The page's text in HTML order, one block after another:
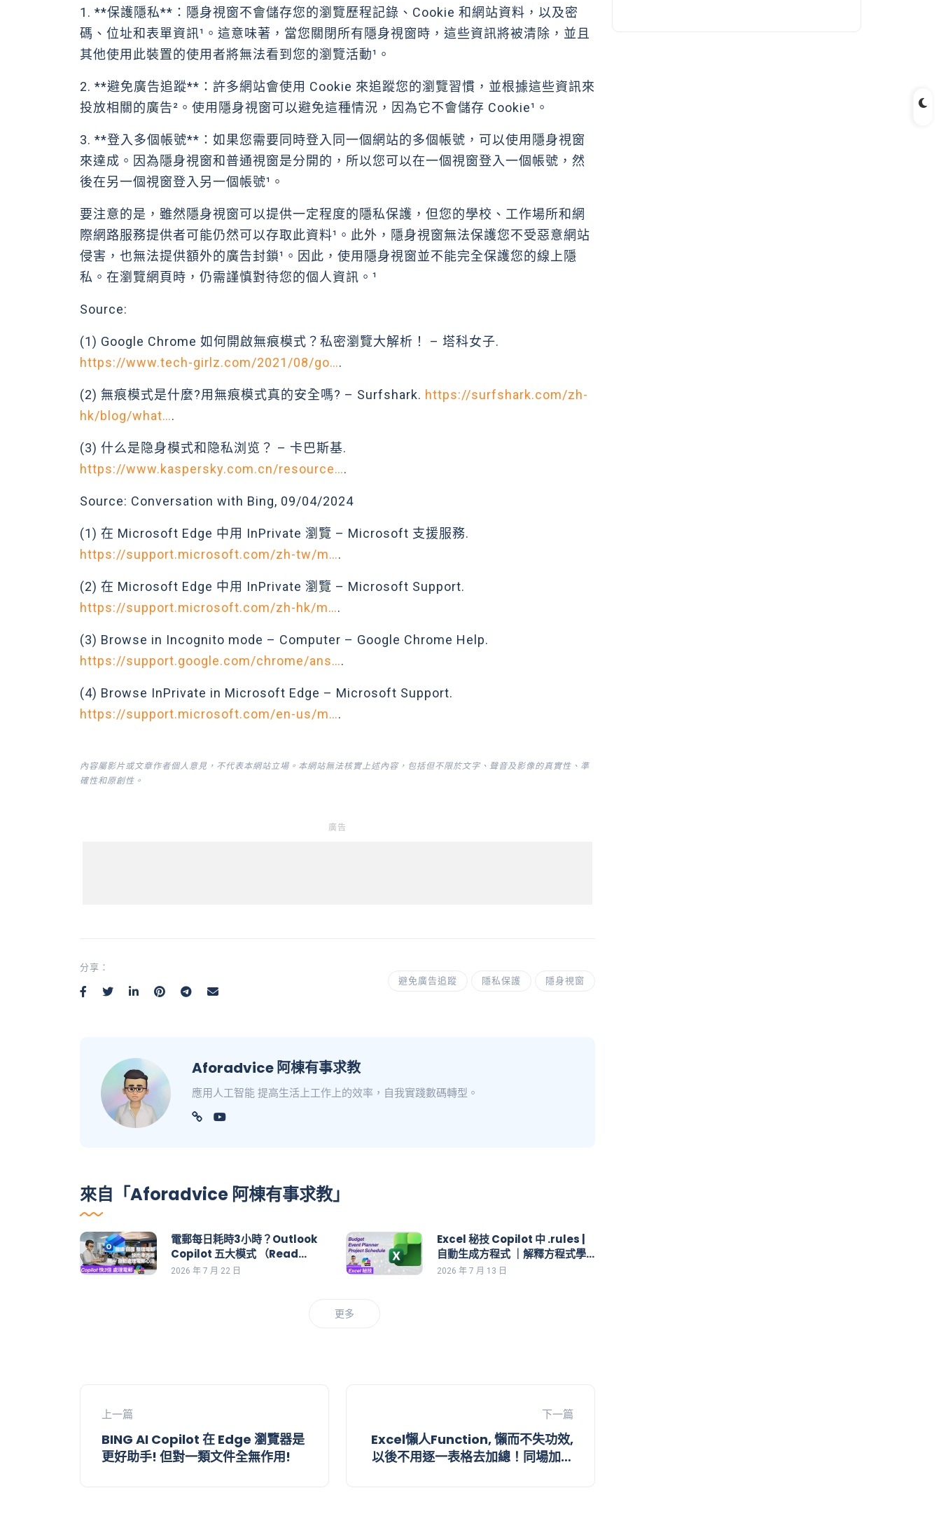
1. **保護隱私**：隱身視窗不會儲存您的瀏覽歷程記錄、Cookie 和網站資料，以及密
碼、位址和表單資訊¹。這意味著，當您關閉所有隱身視窗時，這些資訊將被清除，並且
其他使用此裝置的使用者將無法看到您的瀏覽活動¹。
2. **避免廣告追蹤**：許多網站會使用 Cookie 來追蹤您的瀏覽習慣，並根據這些資訊來
投放相關的廣告²。使用隱身視窗可以避免這種情況，因為它不會儲存 Cookie¹。
3. **登入多個帳號**：如果您需要同時登入同一個網站的多個帳號，可以使用隱身視窗
來達成。因為隱身視窗和普通視窗是分開的，所以您可以在一個視窗登入一個帳號，然
後在另一個視窗登入另一個帳號¹。
要注意的是，雖然隱身視窗可以提供一定程度的隱私保護，但您的學校、工作場所和網
際網路服務提供者可能仍然可以存取此資料¹。此外，隱身視窗無法保護您不受惡意網站
侵害，也無法提供額外的廣告封鎖¹。因此，使用隱身視窗並不能完全保護您的線上隱
私。在瀏覽網頁時，仍需謹慎對待您的個人資訊。¹
Source:
(1) Google Chrome 如何開啟無痕模式？私密瀏覽大解析！ – 塔科女子.
https://www.tech-girlz.com/2021/08/go….
(2) 無痕模式是什麼?用無痕模式真的安全嗎? – Surfshark. https://surfshark.com/zh-
hk/blog/what….
(3) 什么是隐身模式和隐私浏览？ – 卡巴斯基.
https://www.kaspersky.com.cn/resource….
Source: Conversation with Bing, 09/04/2024
(1) 在 Microsoft Edge 中用 InPrivate 瀏覽 – Microsoft 支援服務.
https://support.microsoft.com/zh-tw/m….
(2) 在 Microsoft Edge 中用 InPrivate 瀏覽 – Microsoft Support.
https://support.microsoft.com/zh-hk/m….
(3) Browse in Incognito mode – Computer – Google Chrome Help.
https://support.google.com/chrome/ans….
(4) Browse InPrivate in Microsoft Edge – Microsoft Support.
https://support.microsoft.com/en-us/m….
內容屬影片或文章作者個人意見，不代表本網站立場。本網站無法核實上述內容，包括但不限於文字、聲音及影像的真實性、準
確性和原創性。
廣告
分享：
避免廣告追蹤
隱私保護 隱身視窗
Aforadvice 阿棟有事求教
應用人工智能 提高生活上工作上的效率，自我實踐數碼轉型。
來自「Aforadvice 阿棟有事求教」
電郵每日耗時3小時？Outlook
Copilot 五大模式 （Read
Compose Coaching Chat
2026 年 7 月 22 日
Excel 秘技 Copilot 中 .rules |
自動生成方程式 ｜解釋方程式學
Excel | 如何做 Budget, Event
2026 年 7 月 13 日
更多
上一篇
BING AI Copilot 在 Edge 瀏覽器是
更好助手! 但對一類文件全無作用!
下一篇
Excel懶人Function, 懶而不失功效,
以後不用逐一表格去加總！同場加映